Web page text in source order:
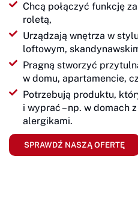
Chcą połączyć funkcję
roletą,
Urządzają wnętrza w
loftowym,
Pragną stworzyć
w domu, apartamencie,
Potrzebują produktu,
i wyprać – np. w domach
alergikami.
SPRAWDŹ NASZĄ OFERTĘ